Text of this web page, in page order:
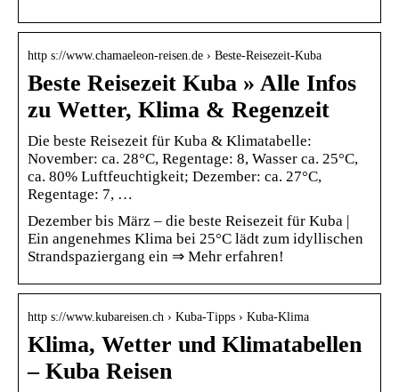
http s://www.chamaeleon-reisen.de › Beste-Reisezeit-Kuba
Beste Reisezeit Kuba » Alle Infos
zu Wetter, Klima & Regenzeit
Die beste Reisezeit für Kuba & Klimatabelle:
November: ca. 28°C, Regentage: 8, Wasser ca. 25°C,
ca. 80% Luftfeuchtigkeit; Dezember: ca. 27°C,
Regentage: 7, …
Dezember bis März – die beste Reisezeit für Kuba |
Ein angenehmes Klima bei 25°C lädt zum idyllischen
Strandspaziergang ein ⇒ Mehr erfahren!
http s://www.kubareisen.ch › Kuba-Tipps › Kuba-Klima
Klima, Wetter und Klimatabellen
– Kuba Reisen